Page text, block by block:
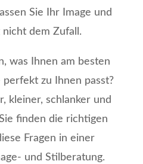
Sie Ihr Image und
nicht dem Zufall.
was Ihnen am besten
zu Ihnen passt?
kleiner, schlanker und
finden die richtigen
Fragen in einer
und Stilberatung.